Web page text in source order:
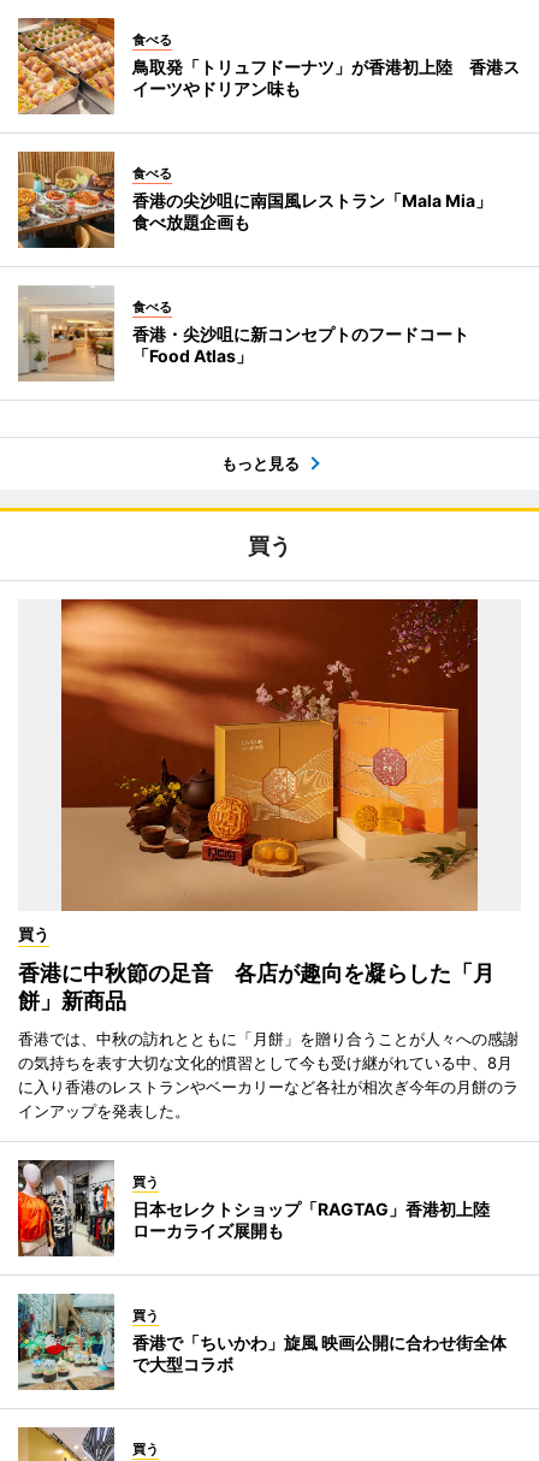
食べる
鳥取発「トリュフドーナツ」が香港初上陸 香港ス
イーツやドリアン味も
食べる
香港の尖沙咀に南国風レストラン「Mala Mia」
食べ放題企画も
食べる
香港・尖沙咀に新コンセプトのフードコート
「Food Atlas」
もっと見る
買う
買う
香港に中秋節の足音 各店が趣向を凝らした「月
餅」新商品
香港では、中秋の訪れとともに「月餅」を贈り合うことが人々への感謝
の気持ちを表す大切な文化的慣習として今も受け継がれている中、8月
に入り香港のレストランやベーカリーなど各社が相次ぎ今年の月餅のラ
インアップを発表した。
買う
日本セレクトショップ「RAGTAG」香港初上陸
ローカライズ展開も
買う
香港で「ちいかわ」旋風 映画公開に合わせ街全体
で大型コラボ
買う